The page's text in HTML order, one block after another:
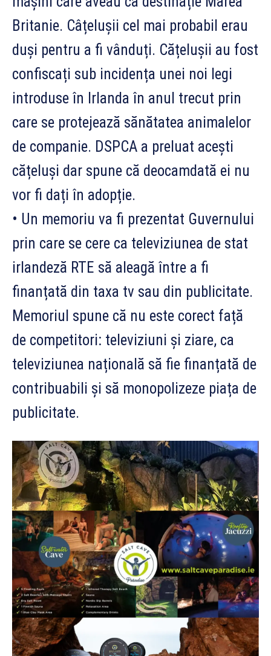
Britanie. Câțelușii cel mai probabil erau
duși pentru a fi vânduți. Cățelușii au fost
confiscați sub incidența unei noi legi
introduse în Irlanda în anul trecut prin
care se protejează sănătatea animalelor
de companie. DSPCA a preluat acești
cățeluși dar spune că deocamdată ei nu
vor fi dați în adopție.
• Un memoriu va fi prezentat Guvernului
prin care se cere ca televiziunea de stat
irlandeză RTE să aleagă între a fi
finanțată din taxa tv sau din publicitate.
Memoriul spune că nu este corect față
de competitori: televiziuni și ziare, ca
televiziunea națională să fie finanțată de
contribuabili și să monopolizeze piața de
publicitate.